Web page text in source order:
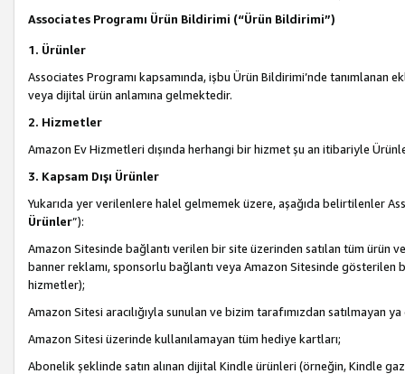
Associates Programı Ürün Bildirimi (“Ürün Bildirimi”)
1. Ürünler
Associates Programı kapsamında, işbu Ürün Bildirimi’nde
veya dijital ürün anlamına gelmektedir.
2. Hizmetler
Amazon Ev Hizmetleri dışında herhangi bir hizmet şu an itibariyle
3. Kapsam Dışı Ürünler
Yukarıda yer verilenlere halel gelmemek üzere, aşağıda belirtilenler
Ürünler”):
Amazon Sitesinde bağlantı verilen bir site üzerinden satılan tüm ürün
banner reklamı, sponsorlu bağlantı veya Amazon Sitesinde gösterilen
hizmetler);
Amazon Sitesi aracılığıyla sunulan ve bizim tarafımızdan satılmayan
Amazon Sitesi üzerinde kullanılamayan tüm hediye kartları;
Abonelik şeklinde satın alınan dijital Kindle ürünleri (örneğin, Kindle